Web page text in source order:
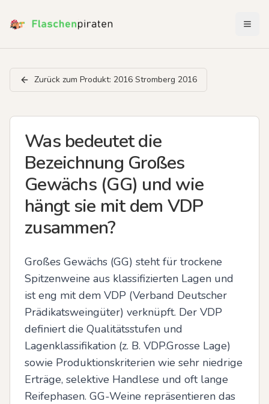
Zurück zum Produkt: 2016 Stromberg 2016
Was bedeutet die
Bezeichnung Großes
Gewächs (GG) und wie
hängt sie mit dem VDP
zusammen?
Großes Gewächs (GG) steht für trockene
Spitzenweine aus klassifizierten Lagen und
ist eng mit dem VDP (Verband Deutscher
Prädikatsweingüter) verknüpft. Der VDP
definiert die Qualitätsstufen und
Lagenklassifikation (z. B. VDP.Grosse Lage)
sowie Produktionskriterien wie sehr niedrige
Erträge, selektive Handlese und oft lange
Reifephasen. GG-Weine repräsentieren das